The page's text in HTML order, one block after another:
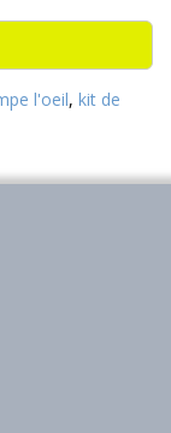
l'oeil, kit de